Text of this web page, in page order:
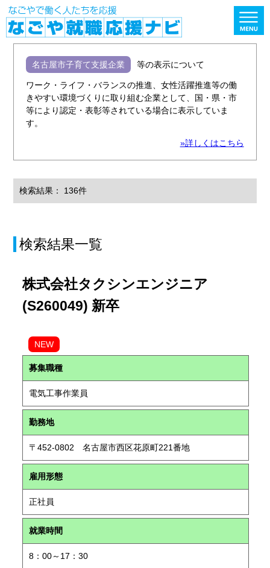
名古屋市子育て支援企業 等の表示について
ワーク・ライフ・バランスの推進、女性活躍推進等の働
きやすい環境づくりに取り組む企業として、国・県・市
等により認定・表彰等されている場合に表示していま
す。
»詳しくはこちら
検索結果： 136件
検索結果一覧
株式会社タクシンエンジニア
(S260049) 新卒
NEW
募集職種
電気工事作業員
勤務地
〒452-0802 名古屋市西区花原町221番地
雇用形態
正社員
就業時間
8：00～17：30